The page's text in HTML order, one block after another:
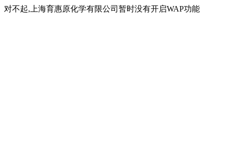
对不起,上海育惠原化学有限公司暂时没有开启WAP功能